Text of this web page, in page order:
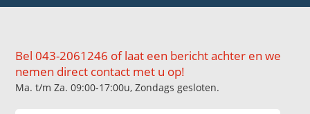
Bel 043-2061246 of laat een bericht achter en we
nemen direct contact met u op!
Ma. t/m Za. 09:00-17:00u, Zondags gesloten.